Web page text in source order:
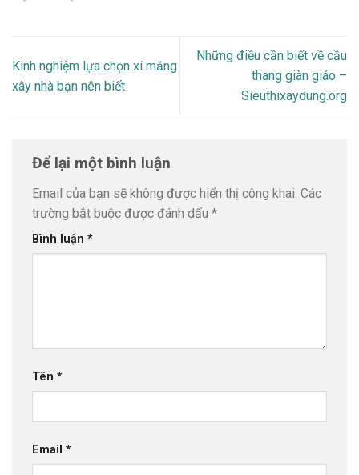
Kinh nghiệm lựa chọn xi măng
xây nhà bạn nên biết
Những điều cần biết về cầu
thang giàn giáo –
Sieuthixaydung.org
Để lại một bình luận
Email của bạn sẽ không được hiển thị công khai. Các
trường bắt buộc được đánh dấu *
Bình luận *
Tên *
Email *